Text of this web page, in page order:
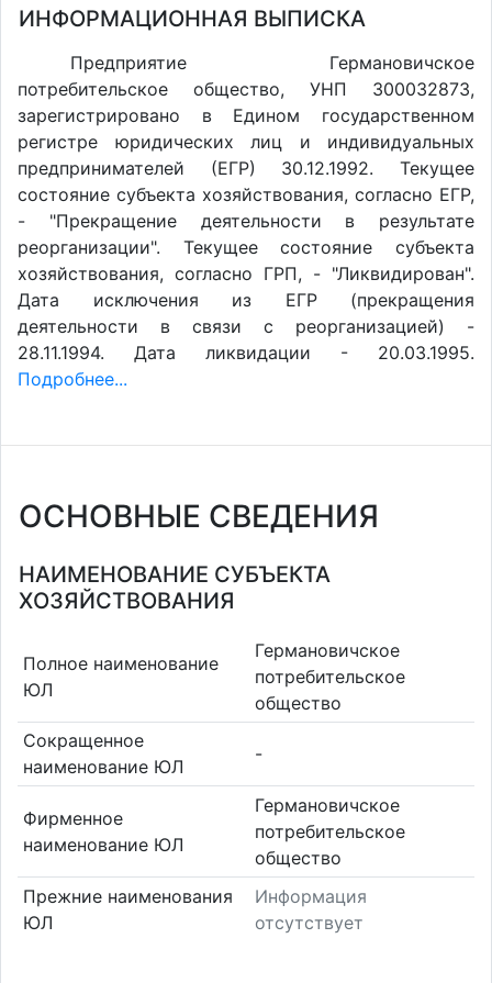
ИНФОРМАЦИОННАЯ ВЫПИСКА
Предприятие Германовичское
потребительское общество, УНП 300032873,
зарегистрировано в Едином государственном
регистре юридических лиц и индивидуальных
предпринимателей (ЕГР) 30.12.1992. Текущее
состояние субъекта хозяйствования, согласно ЕГР,
- "Прекращение деятельности в результате
реорганизации". Текущее состояние субъекта
хозяйствования, согласно ГРП, - "Ликвидирован".
Дата исключения из ЕГР (прекращения
деятельности в связи с реорганизацией) -
28.11.1994. Дата ликвидации - 20.03.1995.
Подробнее...
ОСНОВНЫЕ СВЕДЕНИЯ
НАИМЕНОВАНИЕ СУБЪЕКТА
ХОЗЯЙСТВОВАНИЯ
Полное наименование
ЮЛ
Германовичское
потребительское
общество
Сокращенное
наименование ЮЛ
-
Фирменное
наименование ЮЛ
Германовичское
потребительское
общество
Прежние наименования
ЮЛ
Информация
отсутствует